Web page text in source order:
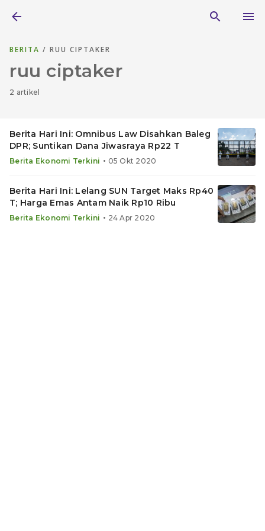
BERITA / RUU CIPTAKER
ruu ciptaker
2 artikel
Berita Hari Ini: Omnibus Law Disahkan Baleg
DPR; Suntikan Dana Jiwasraya Rp22 T
Berita Ekonomi Terkini • 05 Okt 2020
Berita Hari Ini: Lelang SUN Target Maks Rp40
T; Harga Emas Antam Naik Rp10 Ribu
Berita Ekonomi Terkini • 24 Apr 2020